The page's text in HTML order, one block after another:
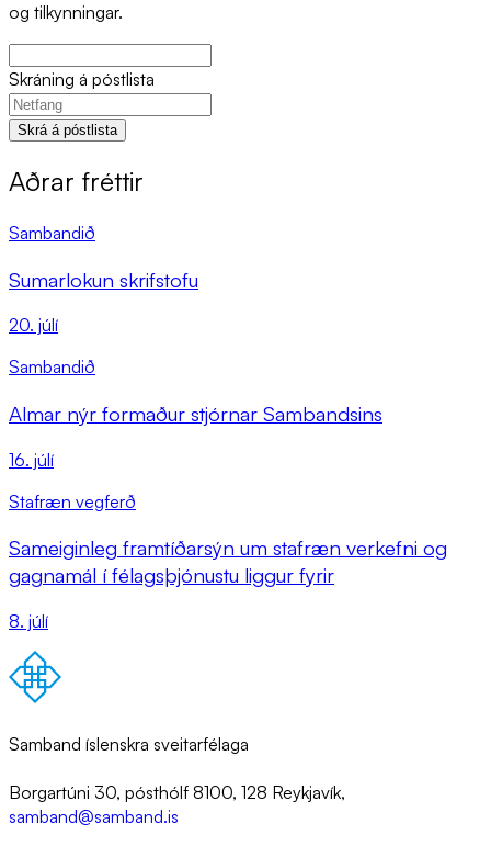
og tilkynningar.
Skráning á póstlista
Skrá á póstlista
Aðrar fréttir
Sambandið
Sumarlokun skrifstofu
20. júlí
Sambandið
Almar nýr formaður stjórnar Sambandsins
16. júlí
Stafræn vegferð
Sameiginleg framtíðarsýn um stafræn verkefni og
gagnamál í félagsþjónustu liggur fyrir
8. júlí
Samband íslenskra sveitarfélaga
Borgartúni 30, pósthólf 8100, 128 Reykjavík,
samband@samband.is